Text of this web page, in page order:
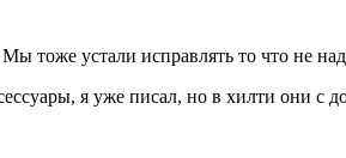
тоже устали исправлять то что не
я уже писал, но в хилти они с